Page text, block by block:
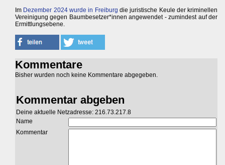
Im Dezember 2024 wurde in Freiburg die juristische Keule der kriminellen
Vereinigung gegen Baumbesetzer*innen angewendet - zumindest auf der
Ermittlungsebene.
Kommentare
Bisher wurden noch keine Kommentare abgegeben.
Kommentar abgeben
Deine aktuelle Netzadresse: 216.73.217.8
Name
Kommentar